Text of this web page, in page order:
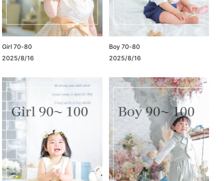
Girl 70-80
2025/8/16
Boy 70-80
2025/8/16